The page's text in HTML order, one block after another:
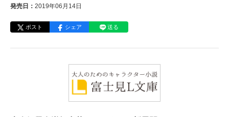
発売日： 2019年06月14日
ポスト シェア 送る